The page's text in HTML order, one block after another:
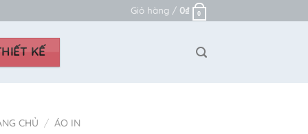
Giỏ hàng / 0₫ 0
KẾ
CHỦ / ÁO IN